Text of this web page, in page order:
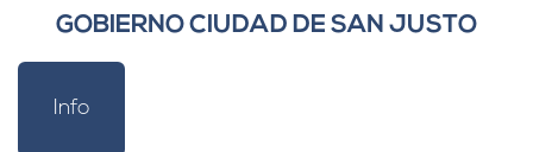
GOBIERNO CIUDAD DE SAN JUSTO
Info